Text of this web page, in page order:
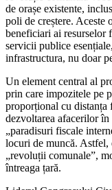
de orașe existente,
poli de creștere. Aceste
beneficiari ai resurselor
servicii publice
infrastructura, nu doar
Un element central al
prin care impozitele pe
proporțional cu distanța
dezvoltarea afacerilor
„paradisuri fiscale
locuri de muncă. Astfel,
„revoluții comunale”,
întreaga țară.